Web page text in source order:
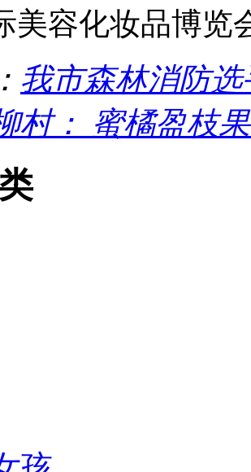
美容化妆品博览
我市森林消防
村： 蜜橘盈枝